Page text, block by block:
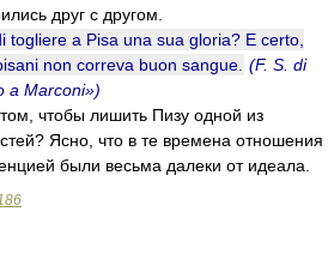
друг с другом.
togliere a Pisa una sua gloria? E certo,
non correva buon sangue. (F. S. di
a Marconi»)
чтобы лишить Пизу одной из
Ясно, что в те времена отношения
были весьма далеки от идеала.